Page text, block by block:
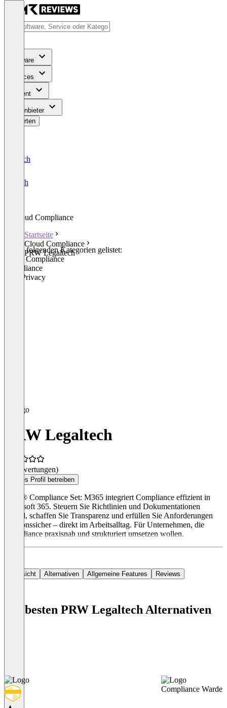
Software
Services
Content
Für Anbieter
Bewerten
Deutsch
English
Cloud Compliance
Startseite
Cloud Compliance
PRW Legaltech
In den folgenden Kategorien gelistet:
Cloud Compliance
Compliance
Data Privacy
PRW Legaltech
(0 Bewertungen)
Dieses Profil betreiben
PRW® Compliance Set: M365 integriert Compliance effizient in
Microsoft 365. Steuern Sie Richtlinien und Dokumentationen
zentral, schaffen Sie Transparenz und erfüllen Sie Anforderungen
revisionssicher – direkt im Arbeitsalltag. Für Unternehmen, die
Compliance praxisnah und strukturiert umsetzen wollen.
Übersicht Alternativen Allgemeine Features Reviews
Die besten PRW Legaltech Alternativen
Compliance Warden